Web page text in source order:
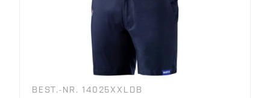
BEST.-NR. 14025XXLDB